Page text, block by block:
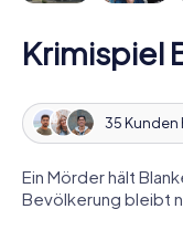
Krimispiel
35 Kunden
Ein Mörder hält
Bevölkerung bleibt